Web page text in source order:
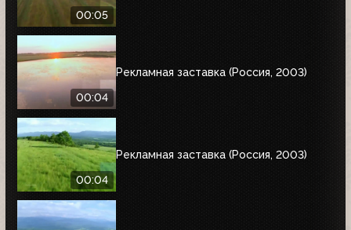
00:05
00:04
Рекламная заставка (Россия, 2003)
00:04
Рекламная заставка (Россия, 2003)